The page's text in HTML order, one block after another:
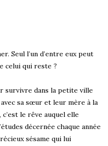
Seul l’un d’entre eux peut
celui qui reste ?
survivre dans la petite ville
sa sœur et leur mère à la
le rêve auquel elle
décernée chaque année
sésame qui lui